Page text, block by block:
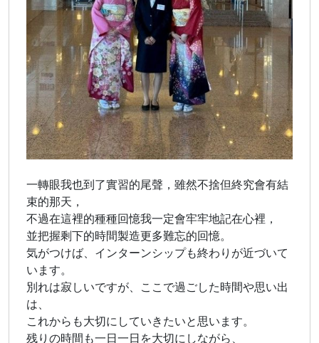
一轉眼我也到了實習的尾聲，雖然不捨但終究會有結
束的那天，
不過在這裡的種種回憶我一定會牢牢地記在心裡，
並把握剩下的時間製造更多難忘的回憶。
気がつけば、インターンシップも終わりが近づいて
います。
別れは寂しいですが、ここで過ごした時間や思い出
は、
これからも大切にしていきたいと思います。
残りの時間も一日一日を大切にしながら、